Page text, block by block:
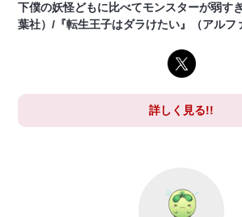
下僕の妖怪どもに比べてモンスターが弱す
葉社）/『転生王子はダラけたい』（アルフ
詳しく見る!!